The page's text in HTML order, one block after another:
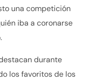
una competición
iba a coronarse
durante
los favoritos de los